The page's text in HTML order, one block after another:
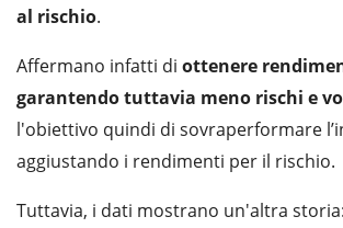
al rischio.
Affermano infatti di ottenere
garantendo tuttavia meno rischi e
l'obiettivo quindi di sovraperformare
aggiustando i rendimenti per il rischio.
Tuttavia, i dati mostrano un'altra